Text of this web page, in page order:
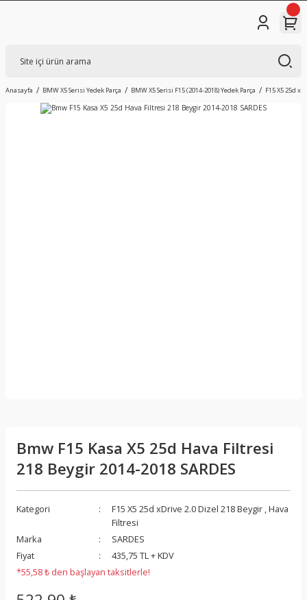
Anasayfa BMW X5 Serisi Yedek Parça BMW X5 Serisi F15 (2014-2018) Yedek Parça F15 X5 25d
Bmw F15 Kasa X5 25d Hava Filtresi
218 Beygir 2014-2018 SARDES
Kategori F15 X5 25d xDrive 2.0 Dizel 218 Beygir ,Hava
Filtresi
Marka
SARDES
Fiyat
435,75 TL + KDV
*55,58 ₺ den başlayan taksitlerle!